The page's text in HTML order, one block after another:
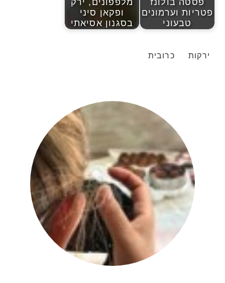
פסטה בולונז
פטריות וערמונים
טבעוני
מלפפונים, ירק
ופקאן סיני
בסגנון אסיאתי
ירקות כרובית